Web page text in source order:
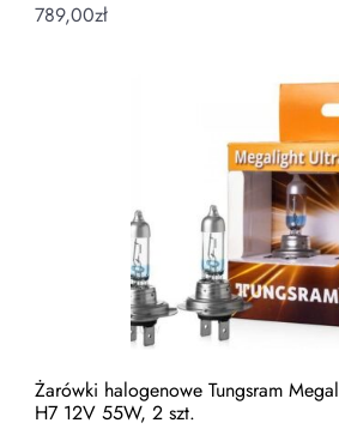
789,00zł
Żarówki halogenowe Tungsram
H7 12V 55W, 2 szt.